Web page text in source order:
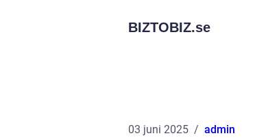
BIZTOBIZ.se
03 juni 2025 admin